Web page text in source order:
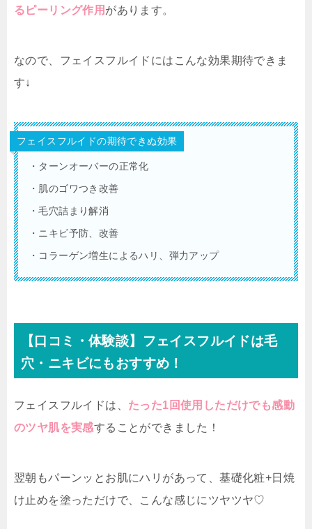
るピーリング作用 があります。
なので、フェイスフルイドにはこんな効果期待できま
す↓
フェイスフルイドの期待できぬ効果
・ターンオーバーの正常化
・肌のゴワつき改善
・毛穴詰まり解消
・ニキビ予防、改善
・コラーゲン増生によるハリ、弾力アップ
【口コミ・体験談】フェイスフルイドは毛
穴・ニキビにもおすすめ！
フェイスフルイドは、 たった1回使用しただけでも感動
のツヤ肌を実感することができました！
翌朝もパーンッとお肌にハリがあって、基礎化粧+日焼
け止めを塗っただけで、こんな感じにツヤツヤ♡